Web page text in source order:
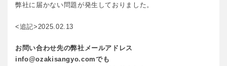
弊社に届かない問題が発生しておりました。
<追記>2025.02.13
お問い合わせ先の弊社メールアドレス
info@ozakisangyo.comでも